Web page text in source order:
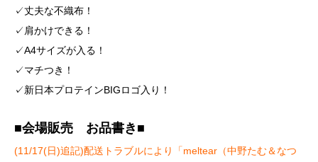
✓丈夫な不織布！
✓肩かけできる！
✓A4サイズが入る！
✓マチつき！
✓新日本プロテインBIGロゴ入り！
■会場販売 お品書き■
(11/17(日)追記)配送トラブルにより「meltear（中野たむ＆なつ